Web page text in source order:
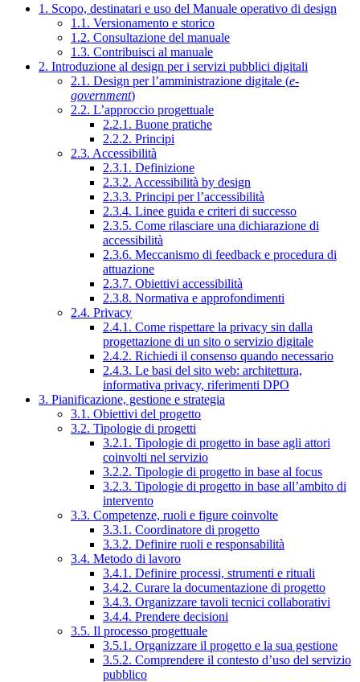
1. Scopo, destinatari e uso del Manuale operativo di design
1.1. Versionamento e storico
1.2. Consultazione del manuale
1.3. Contribuisci al manuale
2. Introduzione al design per i servizi pubblici digitali
2.1. Design per l’amministrazione digitale (e-
government)
2.2. L’approccio progettuale
2.2.1. Buone pratiche
2.2.2. Principi
2.3. Accessibilità
2.3.1. Definizione
2.3.2. Accessibilità by design
2.3.3. Principi per l’accessibilità
2.3.4. Linee guida e criteri di successo
2.3.5. Come rilasciare una dichiarazione di
accessibilità
2.3.6. Meccanismo di feedback e procedura di
attuazione
2.3.7. Obiettivi accessibilità
2.3.8. Normativa e approfondimenti
2.4. Privacy
2.4.1. Come rispettare la privacy sin dalla
progettazione di un sito o servizio digitale
2.4.2. Richiedi il consenso quando necessario
2.4.3. Le basi del sito web: architettura,
informativa privacy, riferimenti DPO
3. Pianificazione, gestione e strategia
3.1. Obiettivi del progetto
3.2. Tipologie di progetti
3.2.1. Tipologie di progetto in base agli attori
coinvolti nel servizio
3.2.2. Tipologie di progetto in base al focus
3.2.3. Tipologie di progetto in base all’ambito di
intervento
3.3. Competenze, ruoli e figure coinvolte
3.3.1. Coordinatore di progetto
3.3.2. Definire ruoli e responsabilità
3.4. Metodo di lavoro
3.4.1. Definire processi, strumenti e rituali
3.4.2. Curare la documentazione di progetto
3.4.3. Organizzare tavoli tecnici collaborativi
3.4.4. Prendere decisioni
3.5. Il processo progettuale
3.5.1. Organizzare il progetto e la sua gestione
3.5.2. Comprendere il contesto d’uso del servizio
pubblico